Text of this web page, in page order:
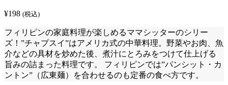
¥198 (税込)
フィリピンの家庭料理が楽しめるママシッターのシリー
ズ！”チャプスイ”はアメリカ式の中華料理。野菜やお肉、魚
介などの具材を炒めた後、煮汁にとろみをつけて仕上げる
旨みの詰まった料理です。 フィリピンでは”パンシット・カ
ントン”（広東麺）を合わせるのも定番の食べ方です。